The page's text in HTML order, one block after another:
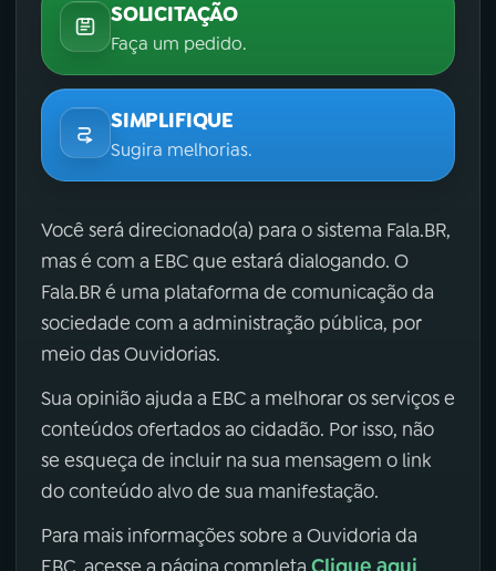
SOLICITAÇÃO
Faça um pedido.
SIMPLIFIQUE
Sugira melhorias.
Você será direcionado(a) para o sistema Fala.BR,
mas é com a EBC que estará dialogando. O
Fala.BR é uma plataforma de comunicação da
sociedade com a administração pública, por
meio das Ouvidorias.
Sua opinião ajuda a EBC a melhorar os serviços e
conteúdos ofertados ao cidadão. Por isso, não
se esqueça de incluir na sua mensagem o link
do conteúdo alvo de sua manifestação.
Para mais informações sobre a Ouvidoria da